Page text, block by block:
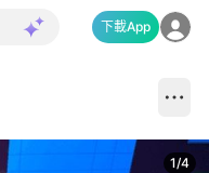
下載App
1/4